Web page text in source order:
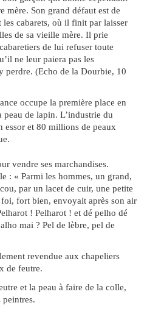
mère. Son grand défaut est de
cabarets, où il finit par laisser
de sa vieille mère. Il prie
de lui refuser toute
ne leur paiera pas les
perdre. (Echo de la Dourbie, 10
occupe la première place en
peau de lapin. L’industrie du
essor et 80 millions de peaux
vendre ses marchandises.
: « Parmi les hommes, un grand,
par un lacet de cuir, une petite
fort bien, envoyait après son air
! Pelharot ! et dé pelho dé
mai ? Pel de lèbre, pel de
revendue aux chapeliers
de feutre.
et la peau à faire de la colle,
peintres.